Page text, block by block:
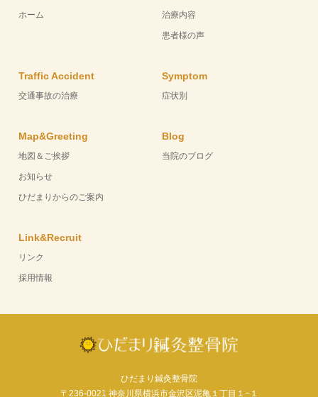
ホーム 治療内容
患者様の声
Traffic Accident
交通事故の治療
Symptom
症状別
Map&Greeting
地図＆ご挨拶
お知らせ
ひだまりからのご案内
Blog
当院のブログ
Link&Recruit
リンク
採用情報
ひだまり鍼灸整骨院
〒236-0021 神奈川県横浜市金沢区泥亀１丁目１−１